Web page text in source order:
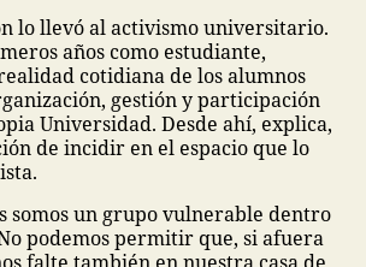
lo llevó al activismo universitario.
años como estudiante,
cotidiana de los alumnos
gestión y participación
Universidad. Desde ahí, explica,
de incidir en el espacio que lo
somos un grupo vulnerable dentro
podemos permitir que, si afuera